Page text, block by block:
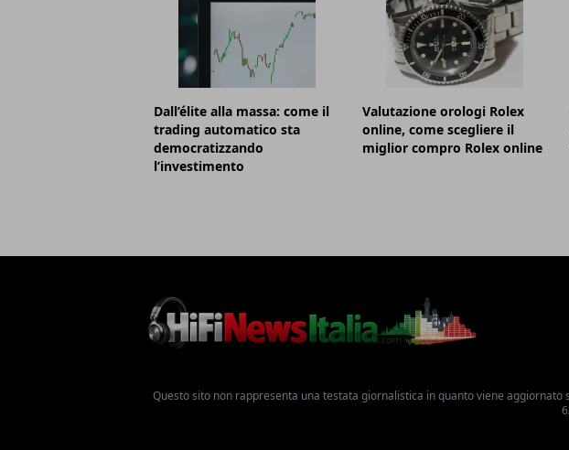
Dall’élite alla massa: come il
trading automatico sta
democratizzando
l’investimento
Valutazione orologi Rolex
online, come scegliere il
miglior compro Rolex online
Questo sito non rappresenta una testata giornalistica in quanto viene